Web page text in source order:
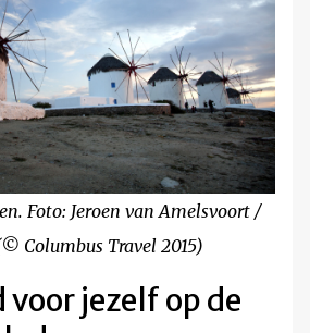
Foto: Jeroen van Amelsvoort /
Columbus Travel 2015)
voor jezelf op de